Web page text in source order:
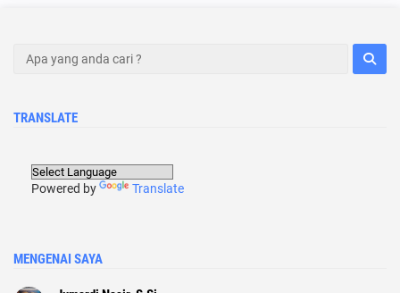
TRANSLATE
Powered by Translate
MENGENAI SAYA